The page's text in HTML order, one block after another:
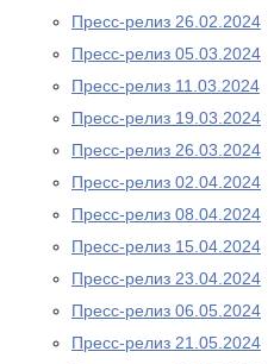
Пресс-релиз 26.02.2024
Пресс-релиз 05.03.2024
Пресс-релиз 11.03.2024
Пресс-релиз 19.03.2024
Пресс-релиз 26.03.2024
Пресс-релиз 02.04.2024
Пресс-релиз 08.04.2024
Пресс-релиз 15.04.2024
Пресс-релиз 23.04.2024
Пресс-релиз 06.05.2024
Пресс-релиз 21.05.2024